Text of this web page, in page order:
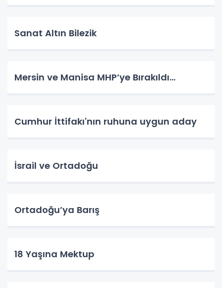
Sanat Altın Bilezik
Mersin ve Manisa MHP’ye Bırakıldı…
Cumhur İttifakı'nın ruhuna uygun aday
İsrail ve Ortadoğu
Ortadoğu’ya Barış
18 Yaşına Mektup